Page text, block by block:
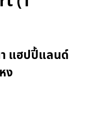
า แฮปปี้แลนด์
ง